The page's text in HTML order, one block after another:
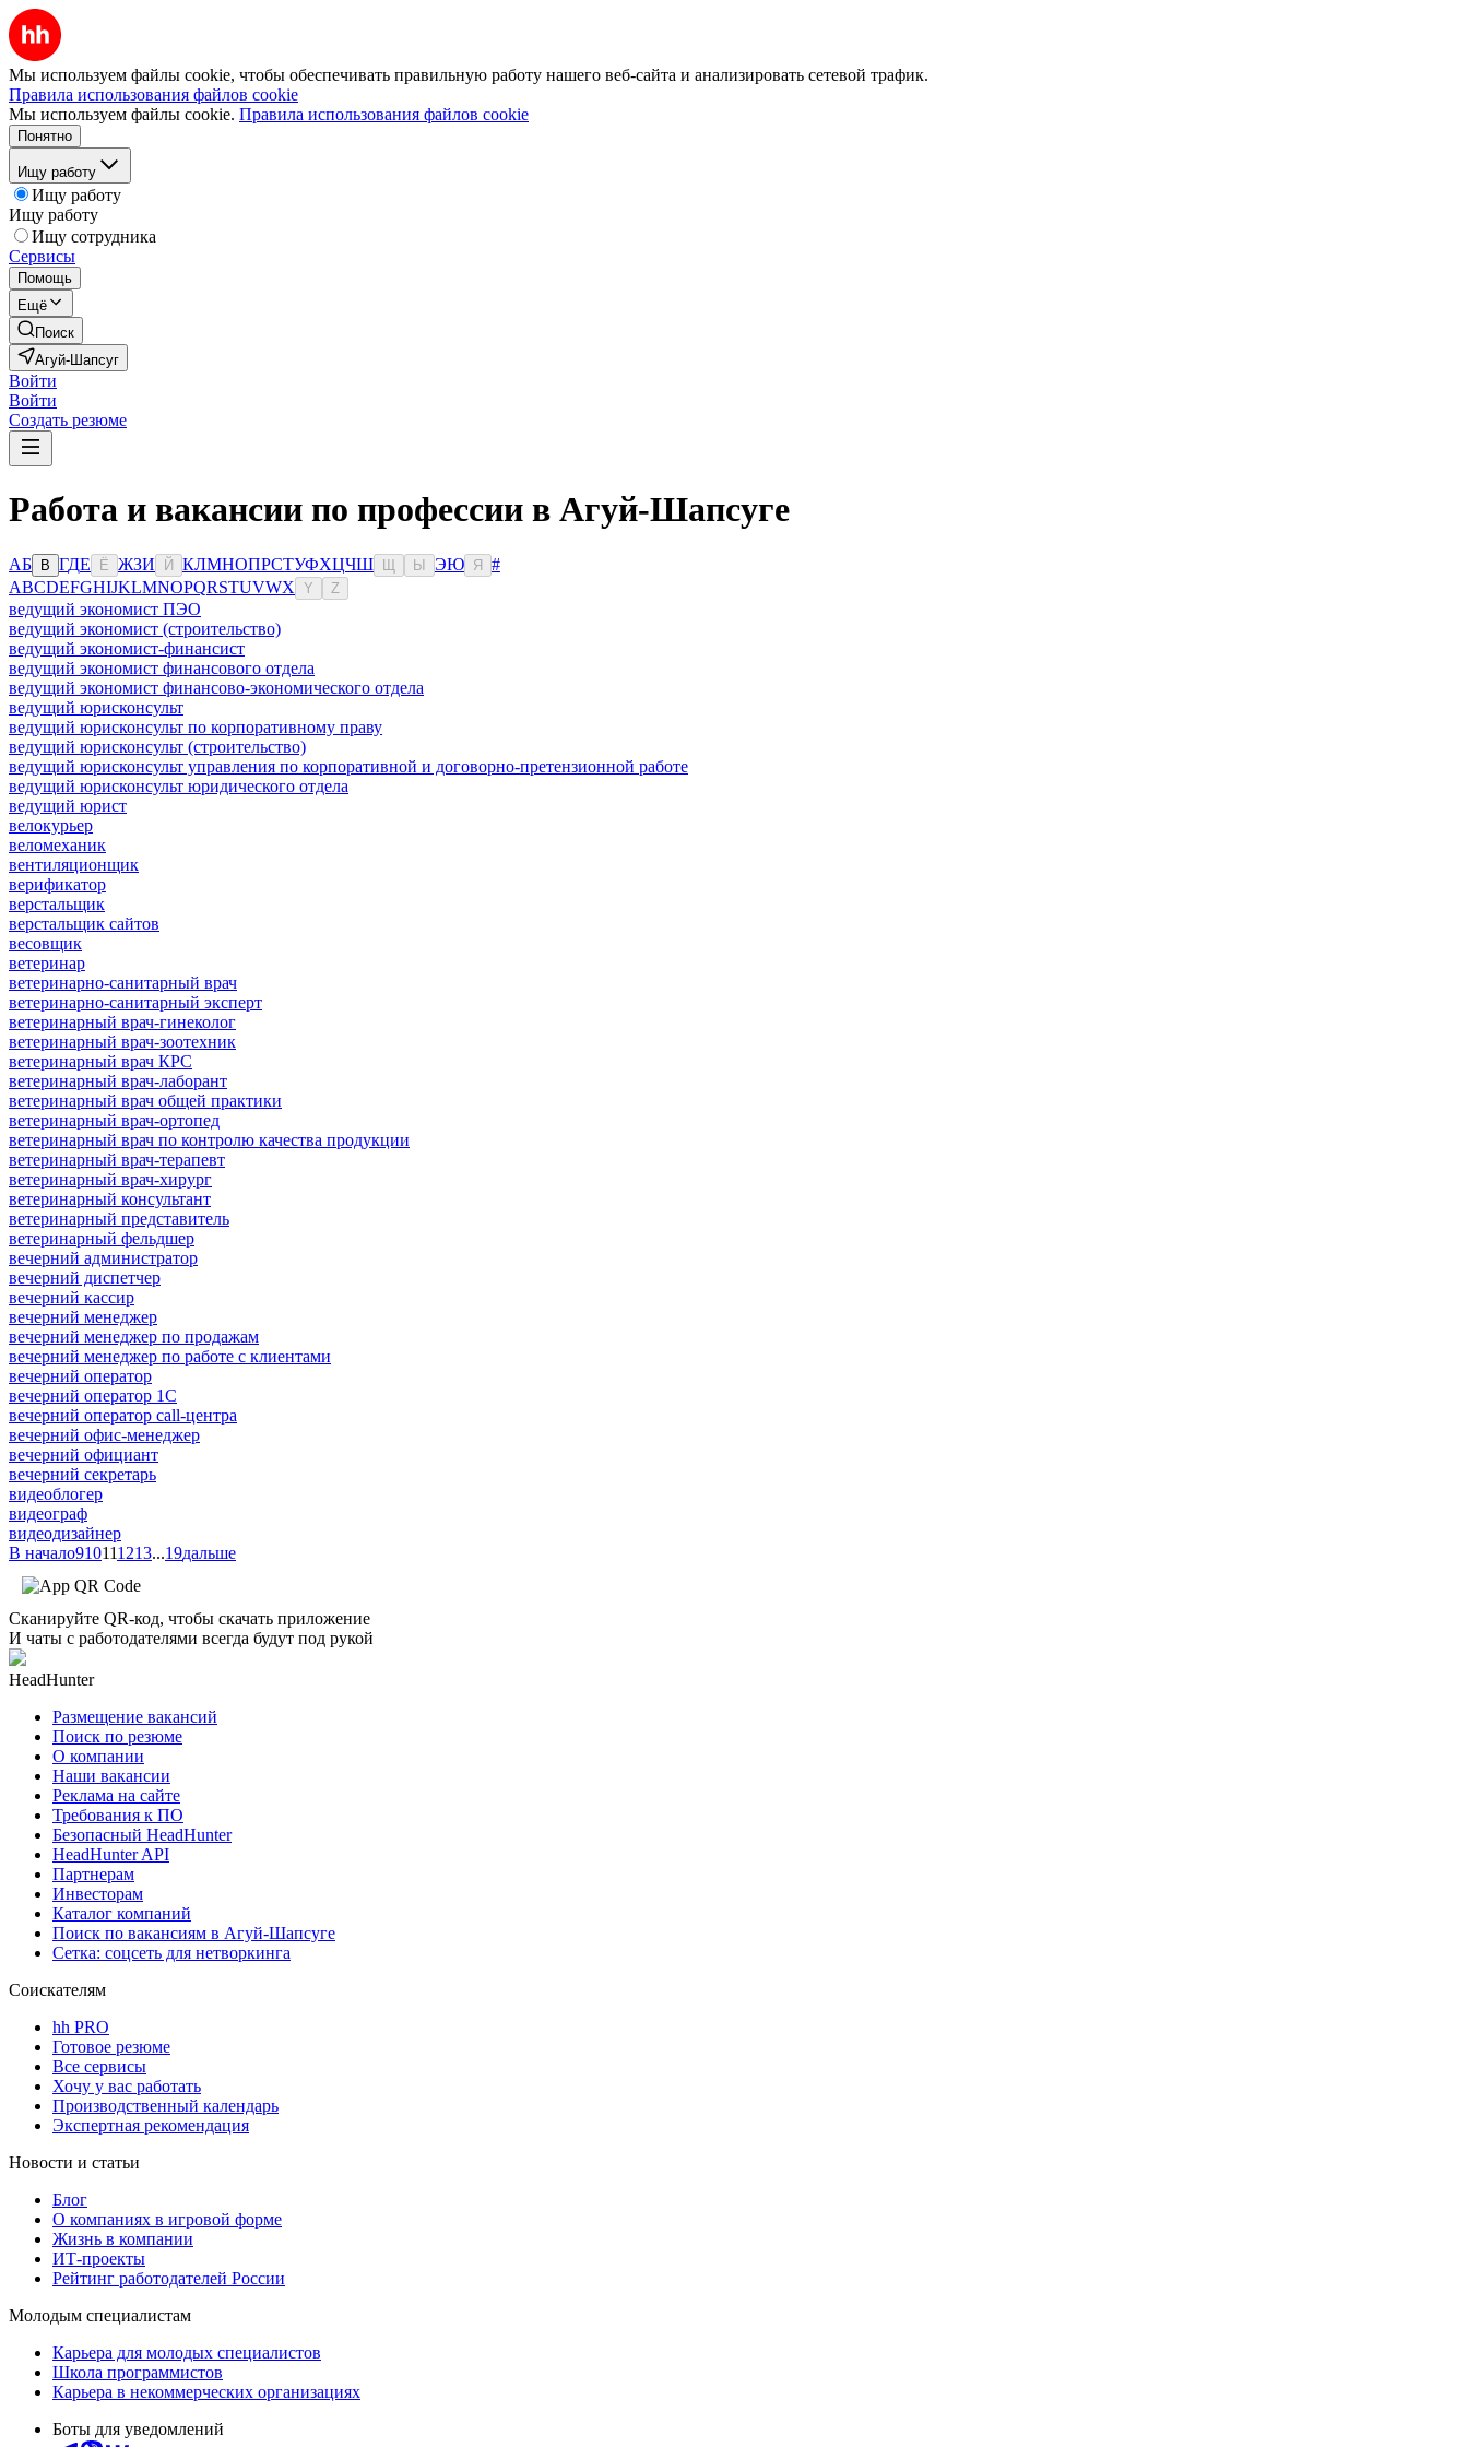
Мы используем файлы cookie, чтобы обеспечивать правильную работу нашего веб-сайта и анализировать сетевой трафик.
Правила использования файлов cookie
Мы используем файлы cookie. Правила использования файлов cookie
Понятно
Ищу работу
Ищу работу
Ищу работу
Ищу сотрудника
Сервисы
Помощь
Ещё
Поиск
Агуй-Шапсуг
Войти
Войти
Создать резюме
Работа и вакансии по профессии в Агуй-Шапсуге
АБ В ГДЕ Ё ЖЗИ Й КЛМНОПРСТУФХЦЧШ Ы ЭЮ Я
#
ABCDEFGHIJKLMNOPQRSTUVWX Y Z
ведущий экономист ПЭО
ведущий экономист (строительство)
ведущий экономист-финансист
ведущий экономист финансового отдела
ведущий экономист финансово-экономического отдела
ведущий юрисконсульт
ведущий юрисконсульт по корпоративному праву
ведущий юрисконсульт (строительство)
ведущий юрисконсульт управления по корпоративной и договорно-претензионной работе
ведущий юрисконсульт юридического отдела
ведущий юрист
велокурьер
веломеханик
вентиляционщик
верификатор
верстальщик
верстальщик сайтов
весовщик
ветеринар
ветеринарно-санитарный врач
ветеринарно-санитарный эксперт
ветеринарный врач-гинеколог
ветеринарный врач-зоотехник
ветеринарный врач КРС
ветеринарный врач-лаборант
ветеринарный врач общей практики
ветеринарный врач-ортопед
ветеринарный врач по контролю качества продукции
ветеринарный врач-терапевт
ветеринарный врач-хирург
ветеринарный консультант
ветеринарный представитель
ветеринарный фельдшер
вечерний администратор
вечерний диспетчер
вечерний кассир
вечерний менеджер
вечерний менеджер по продажам
вечерний менеджер по работе с клиентами
вечерний оператор
вечерний оператор 1С
вечерний оператор call-центра
вечерний офис-менеджер
вечерний официант
вечерний секретарь
видеоблогер
видеограф
видеодизайнер
В начало910111213...19дальше
Сканируйте QR-код, чтобы скачать приложение
И чаты с работодателями всегда будут под рукой
HeadHunter
Размещение вакансий
Поиск по резюме
О компании
Наши вакансии
Реклама на сайте
Требования к ПО
Безопасный HeadHunter
HeadHunter API
Партнерам
Инвесторам
Каталог компаний
Поиск по вакансиям в Агуй-Шапсуге
Сетка: соцсеть для нетворкинга
Соискателям
hh PRO
Готовое резюме
Все сервисы
Хочу у вас работать
Производственный календарь
Экспертная рекомендация
Новости и статьи
Блог
О компаниях в игровой форме
Жизнь в компании
ИТ-проекты
Рейтинг работодателей России
Молодым специалистам
Карьера для молодых специалистов
Школа программистов
Карьера в некоммерческих организациях
Боты для уведомлений